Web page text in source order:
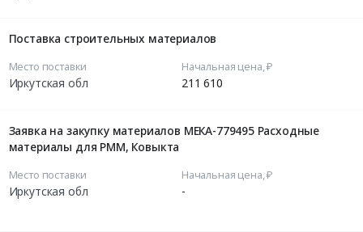
Поставка строительных материалов
Место поставки
Иркутская обл
Начальная цена, ₽
211 610
Заявка на закупку материалов МЕКА-779495 Расходные
материалы для РММ, Ковыкта
Место поставки
Иркутская обл
Начальная цена, ₽
-